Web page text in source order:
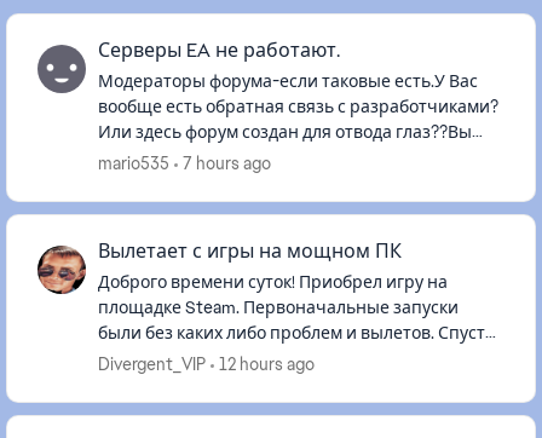
Серверы EA не работают.
Модераторы форума-если таковые есть.У Вас
вообще есть обратная связь с разработчиками?
Или здесь форум создан для отвода глаз??Вы
реально издеваетесь над игроками???После
mario535 7 hours ago
Вылетает с игры на мощном ПК
Доброго времени суток! Приобрел игру на
площадке Steam. Первоначальные запуски
были без каких либо проблем и вылетов. Спустя
месяц начала произвольно закрываться без
Divergent_VIP 12 hours ago